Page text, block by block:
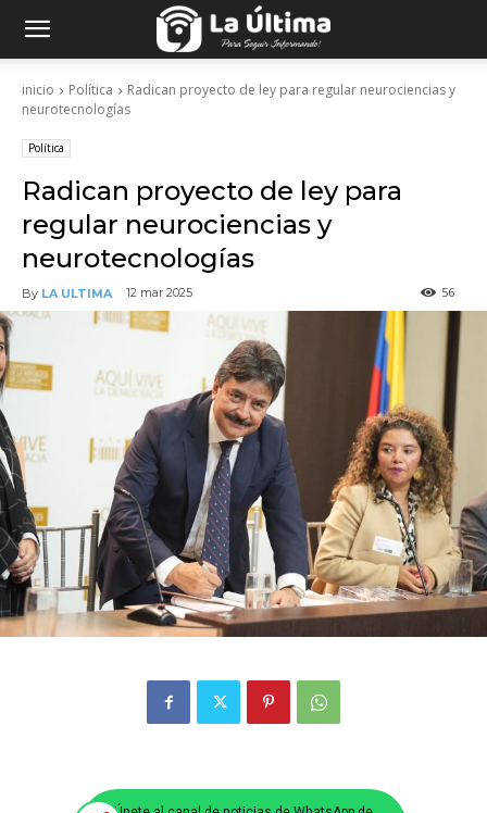
inicio Política
Radican proyecto de ley para regular neurociencias y
neurotecnologías
Política
Radican proyecto de ley para
regular neurociencias y
neurotecnologías
By LA ULTIMA 12 mar 2025 56